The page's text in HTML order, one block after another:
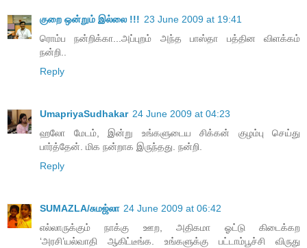
குறை ஒன்றும் இல்லை !!! 23 June 2009 at 19:41
ரொம்ப நன்றிக்கா...அப்புறம் அந்த பாஸ்தா பத்தின விளக்கம்
நன்றி..
Reply
UmapriyaSudhakar 24 June 2009 at 04:23
ஹலோ மேடம், இன்று உங்களுடைய சிக்கன் குழம்பு செய்து
பார்த்தேன். மிக நன்றாக இருந்தது. நன்றி.
Reply
SUMAZLA/சுமஜ்லா 24 June 2009 at 06:42
எல்லாருக்கும் நாக்கு ஊற, அதிகமா ஓட்டு கிடைக்கற
‘அரசி’யல்வாதி ஆகிட்டீங்க. உங்களுக்கு பட்டாம்பூச்சி விருது